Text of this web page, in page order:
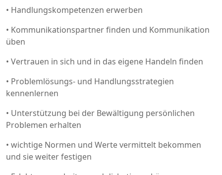
• Handlungskompetenzen erwerben
• Kommunikationspartner finden und Kommunikation
üben
• Vertrauen in sich und in das eigene Handeln finden
• Problemlösungs- und Handlungsstrategien
kennenlernen
• Unterstützung bei der Bewältigung persönlichen
Problemen erhalten
• wichtige Normen und Werte vermittelt bekommen
und sie weiter festigen